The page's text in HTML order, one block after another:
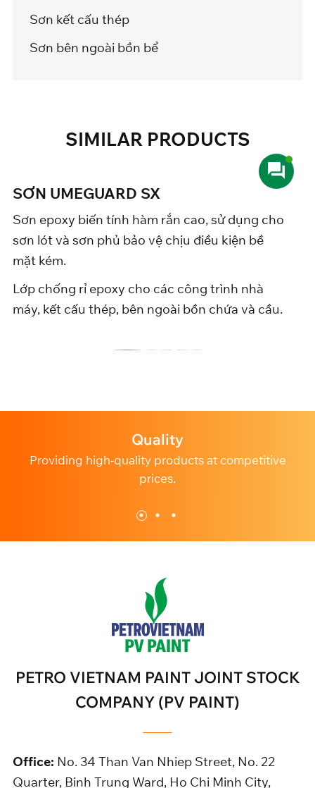
Sơn kết cấu thép
Sơn bên ngoài bồn bể
SIMILAR PRODUCTS
UMEGUARD SX
biến tính hàm rắn cao, sử dụng cho
và sơn phủ bảo vệ chịu điều kiện bề
rỉ epoxy cho các công trình nhà
kết cấu thép, bên ngoài bồn chứa và cầu.
Sơn
Quality
Providing high-quality products at competitive
prices.
PETRO VIETNAM PAINT JOINT STOCK
COMPANY (PV PAINT)
Office: No. 34 Than Van Nhiep Street, No. 22
Quarter, Binh Trung Ward, Ho Chi Minh City,